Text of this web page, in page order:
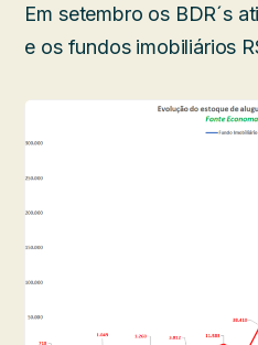
Em setembro os BDR´s
e os fundos imobiliários